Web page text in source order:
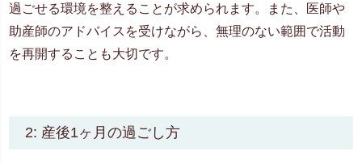
過ごせる環境を整えることが求められます。また、医師や
助産師のアドバイスを受けながら、無理のない範囲で活動
を再開することも大切です。
2: 産後1ヶ月の過ごし方